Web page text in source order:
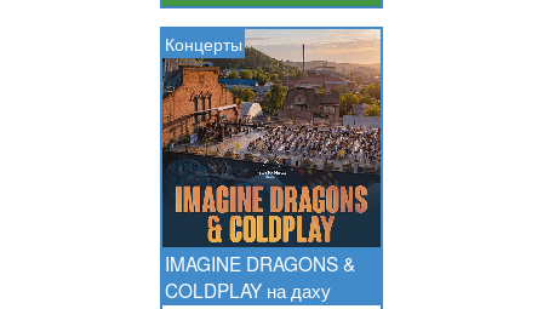
Концерты
IMAGINE DRAGONS &
COLDPLAY на даху